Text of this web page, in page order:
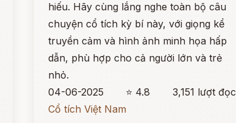
hiếu. Hãy cùng lắng nghe toàn bộ câu
chuyện cổ tích kỳ bí này, với giọng kể
truyền cảm và hình ảnh minh họa hấp
dẫn, phù hợp cho cả người lớn và trẻ
nhỏ.
04-06-2025
⭐ 4.8
3,151 lượt đọc
Cổ tích Việt Nam